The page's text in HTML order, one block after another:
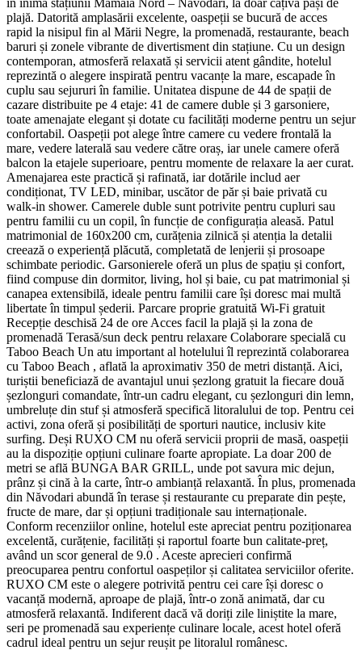
plajă. Datorită amplasării excelente, oaspeții se bucură de acces
rapid la nisipul fin al Mării Negre, la promenadă, restaurante, beach
baruri și zonele vibrante de divertisment din stațiune. Cu un design
contemporan, atmosferă relaxată și servicii atent gândite, hotelul
reprezintă o alegere inspirată pentru vacanțe la mare, escapade în
cuplu sau sejururi în familie. Unitatea dispune de 44 de spații de
cazare distribuite pe 4 etaje: 41 de camere duble și 3 garsoniere,
toate amenajate elegant și dotate cu facilități moderne pentru un sejur
confortabil. Oaspeții pot alege între camere cu vedere frontală la
mare, vedere laterală sau vedere către oraș, iar unele camere oferă
balcon la etajele superioare, pentru momente de relaxare la aer curat.
Amenajarea este practică și rafinată, iar dotările includ aer
condiționat, TV LED, minibar, uscător de păr și baie privată cu
walk-in shower. Camerele duble sunt potrivite pentru cupluri sau
pentru familii cu un copil, în funcție de configurația aleasă. Patul
matrimonial de 160x200 cm, curățenia zilnică și atenția la detalii
creează o experiență plăcută, completată de lenjerii și prosoape
schimbate periodic. Garsonierele oferă un plus de spațiu și confort,
fiind compuse din dormitor, living, hol și baie, cu pat matrimonial și
canapea extensibilă, ideale pentru familii care își doresc mai multă
libertate în timpul șederii. Parcare proprie gratuită Wi‑Fi gratuit
Recepție deschisă 24 de ore Acces facil la plajă și la zona de
promenadă Terasă/sun deck pentru relaxare Colaborare specială cu
Taboo Beach Un atu important al hotelului îl reprezintă colaborarea
cu Taboo Beach , aflată la aproximativ 350 de metri distanță. Aici,
turiștii beneficiază de avantajul unui șezlong gratuit la fiecare două
șezlonguri comandate, într-un cadru elegant, cu șezlonguri din lemn,
umbreluțe din stuf și atmosferă specifică litoralului de top. Pentru cei
activi, zona oferă și posibilități de sporturi nautice, inclusiv kite
surfing. Deși RUXO CM nu oferă servicii proprii de masă, oaspeții
au la dispoziție opțiuni culinare foarte apropiate. La doar 200 de
metri se află BUNGA BAR GRILL, unde pot savura mic dejun,
prânz și cină à la carte, într-o ambianță relaxantă. În plus, promenada
din Năvodari abundă în terase și restaurante cu preparate din pește,
fructe de mare, dar și opțiuni tradiționale sau internaționale.
Conform recenziilor online, hotelul este apreciat pentru poziționarea
excelentă, curățenie, facilități și raportul foarte bun calitate-preț,
având un scor general de 9.0 . Aceste aprecieri confirmă
preocuparea pentru confortul oaspeților și calitatea serviciilor oferite.
RUXO CM este o alegere potrivită pentru cei care își doresc o
vacanță modernă, aproape de plajă, într-o zonă animată, dar cu
atmosferă relaxantă. Indiferent dacă vă doriți zile liniștite la mare,
seri pe promenadă sau experiențe culinare locale, acest hotel oferă
cadrul ideal pentru un sejur reușit pe litoralul românesc.